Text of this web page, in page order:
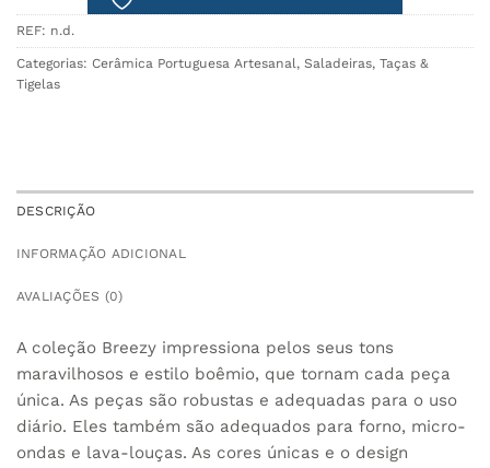
REF: n.d.
Categorias: Cerâmica Portuguesa Artesanal, Saladeiras, Taças &
Tigelas
DESCRIÇÃO
INFORMAÇÃO ADICIONAL
AVALIAÇÕES (0)
A coleção Breezy impressiona pelos seus tons
maravilhosos e estilo boêmio, que tornam cada peça
única. As peças são robustas e adequadas para o uso
diário. Eles também são adequados para forno, micro-
ondas e lava-louças. As cores únicas e o design